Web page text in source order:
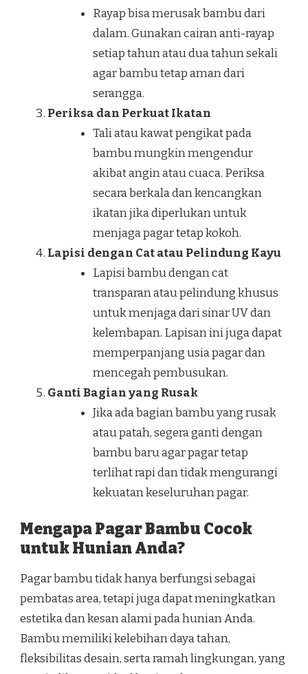
Rayap bisa merusak bambu dari
dalam. Gunakan cairan anti-rayap
setiap tahun atau dua tahun sekali
agar bambu tetap aman dari
serangga.
Periksa dan Perkuat Ikatan
Tali atau kawat pengikat pada
bambu mungkin mengendur
akibat angin atau cuaca. Periksa
secara berkala dan kencangkan
ikatan jika diperlukan untuk
menjaga pagar tetap kokoh.
Lapisi dengan Cat atau Pelindung Kayu
Lapisi bambu dengan cat
transparan atau pelindung khusus
untuk menjaga dari sinar UV dan
kelembapan. Lapisan ini juga dapat
memperpanjang usia pagar dan
mencegah pembusukan.
Ganti Bagian yang Rusak
Jika ada bagian bambu yang rusak
atau patah, segera ganti dengan
bambu baru agar pagar tetap
terlihat rapi dan tidak mengurangi
kekuatan keseluruhan pagar.
Mengapa Pagar Bambu Cocok
untuk Hunian Anda?
Pagar bambu tidak hanya berfungsi sebagai
pembatas area, tetapi juga dapat meningkatkan
estetika dan kesan alami pada hunian Anda.
Bambu memiliki kelebihan daya tahan,
fleksibilitas desain, serta ramah lingkungan, yang